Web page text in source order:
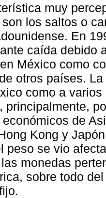
muy
los saltos o
En
caída debido
México como
otros países.
como a
principalmente,
de
Kong y
peso se vio
monedas
sobre todo